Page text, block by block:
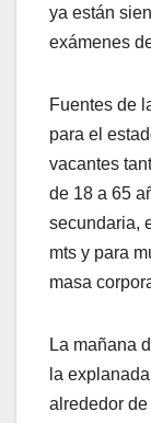
ya están
exámenes
Fuentes de
para el
vacantes
de 18 a 65
secundaria,
mts y para
masa
La mañana
la
alrededor